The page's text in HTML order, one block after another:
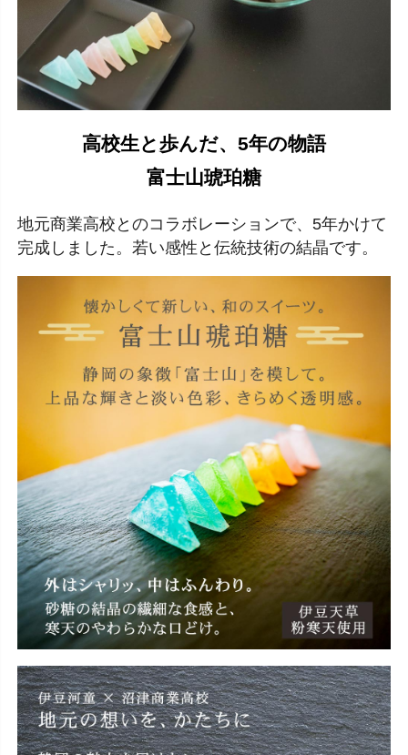
高校生と歩んだ、5年の物語
富士山琥珀糖
地元商業高校とのコラボレーションで、5年かけて
完成しました。若い感性と伝統技術の結晶です。